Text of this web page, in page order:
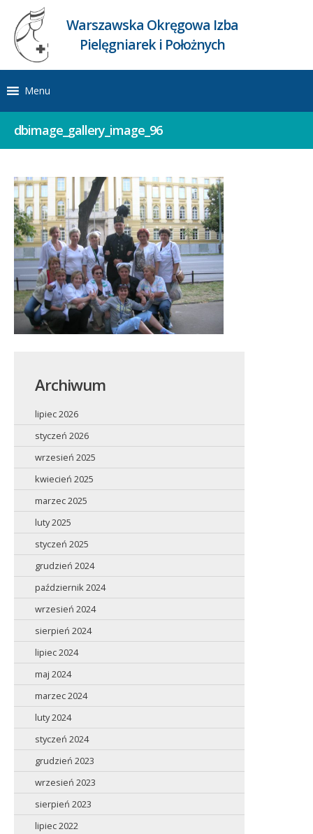
Warszawska Okręgowa Izba
Pielęgniarek i Położnych
Menu
dbimage_gallery_image_96
Archiwum
lipiec 2026
styczeń 2026
wrzesień 2025
kwiecień 2025
marzec 2025
luty 2025
styczeń 2025
grudzień 2024
październik 2024
wrzesień 2024
sierpień 2024
lipiec 2024
maj 2024
marzec 2024
luty 2024
styczeń 2024
grudzień 2023
wrzesień 2023
sierpień 2023
lipiec 2022